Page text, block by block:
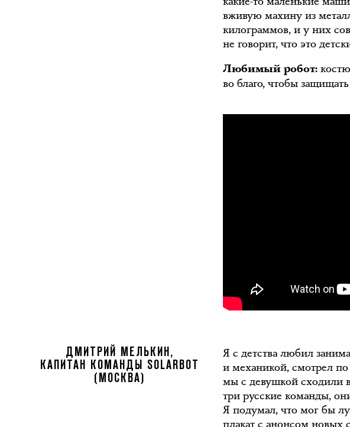
вживую махину из
килограммов, и у них
не говорит, что это
Любимый робот:
во благо, чтобы
ДМИТРИЙ МЕЛЬКИН,
КАПИТАН КОМАНДЫ SOLARBOT
(МОСКВА)
Я с детства любил
и механикой, смотрел по
мы с девушкой сходили в
три русские команды,
Я подумал, что мог бы
плакат с анонсом новых